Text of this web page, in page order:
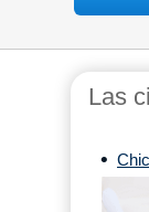
Las
•